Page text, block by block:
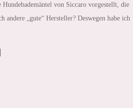
von Siccaro vorgestellt, die
andere „gute“ Hersteller? Deswegen habe ich